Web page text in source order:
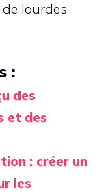
lourdes
:
des
et des
: créer un
les